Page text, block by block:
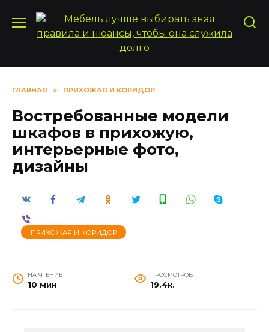
содержанию
ГЛАВНАЯ » ПРИХОЖАЯ И КОРИДОР
Востребованные модели
шкафов в прихожую,
интерьерные фото,
дизайны
ПРИХОЖАЯ И КОРИДОР
НА ЧТЕНИЕ
10 мин
ПРОСМОТРОВ
19.4к.